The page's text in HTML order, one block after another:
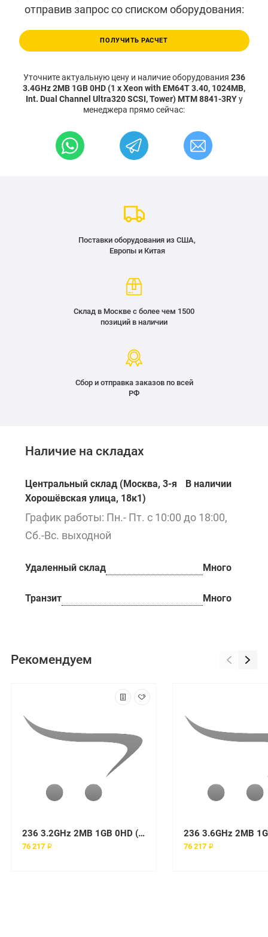
отправив запрос со списком оборудования:
ПОЛУЧИТЬ РАСЧЕТ
Уточните актуальную цену и наличие оборудования 236
3.4GHz 2MB 1GB 0HD (1 x Xeon with EM64T 3.40, 1024MB,
Int. Dual Channel Ultra320 SCSI, Tower) MTM 8841-3RYу
менеджера прямо сейчас:
Поставки оборудования из США,
Европы и Китая
Склад в Москве с более чем 1500
позиций в наличии
Сбор и отправка заказов по всей
РФ
Наличие на складах
Центральный склад (Москва, 3-я
Хорошёвская улица, 18к1)
В наличии
График работы: Пн.- Пт. с 10:00 до 18:00,
Сб.-Вс. выходной
Удаленный склад Много
Транзит Много
Рекомендуем
236 3.2GHz 2MB 1GB 0HD (1 x Xeon with EM64T 3.20, 1024MB, Int. Dual Channel Ultra320 SCSI, Tower) MTM 8841-2RY
76 217 ₽ 76 217 ₽